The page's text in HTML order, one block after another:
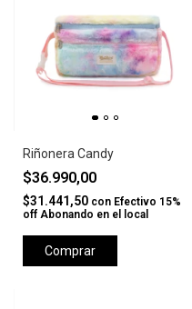
Riñonera Candy
$36.990,00
$31.441,50 con Efectivo 15%
off Abonando en el local
Comprar